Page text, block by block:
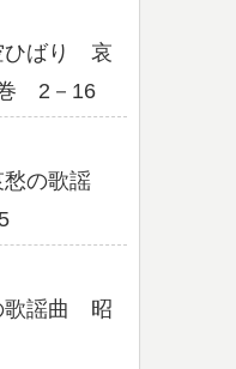
ひばり 哀
2－16
の歌謡
歌謡曲 昭